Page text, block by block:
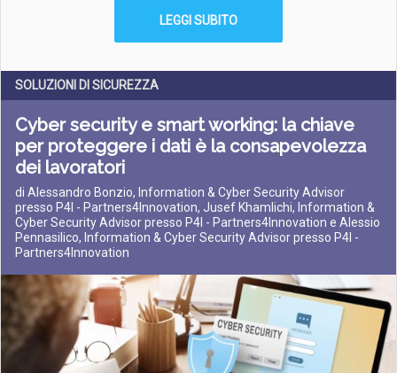
LEGGI SUBITO
SOLUZIONI DI SICUREZZA
Cyber security e smart working: la chiave
per proteggere i dati è la consapevolezza
dei lavoratori
di Alessandro Bonzio, Information & Cyber Security Advisor
presso P4I - Partners4Innovation, Jusef Khamlichi, Information &
Cyber Security Advisor presso P4I - Partners4Innovation e Alessio
Pennasilico, Information & Cyber Security Advisor presso P4I -
Partners4Innovation